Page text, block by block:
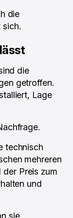
die
sich.
die
getroffen.
Lage
technisch
mehreren
Preis zum
und
sie